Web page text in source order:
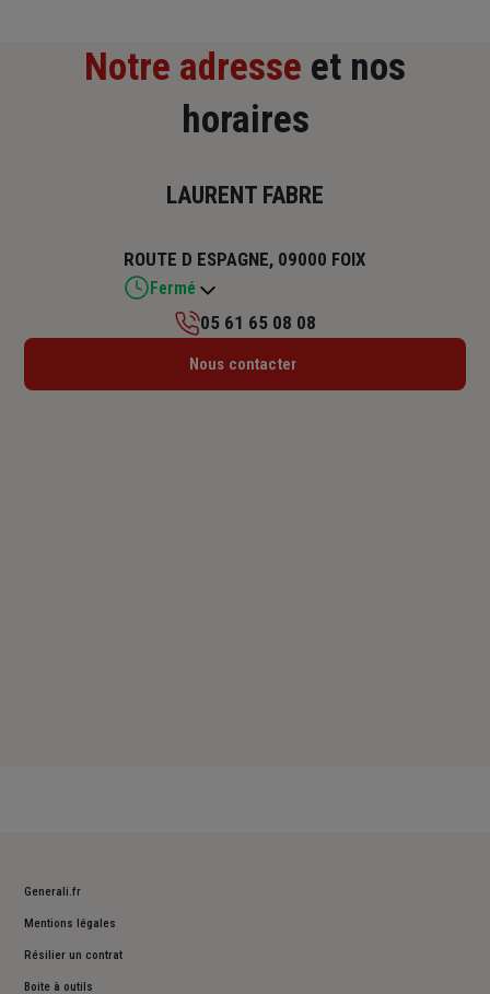
Notre adresse et nos
horaires
LAURENT FABRE
ROUTE D ESPAGNE, 09000 FOIX
Fermé
Lundi : 09h – 12h / 14h – 18h
05 61 65 08 08
Nous contacter
Generali.fr
Mentions légales
Résilier un contrat
Boite à outils